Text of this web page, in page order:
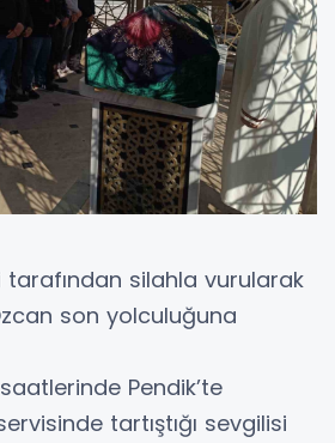
tarafından silahla vurularak
son yolculuğuna
Pendik’te
tartıştığı sevgilisi